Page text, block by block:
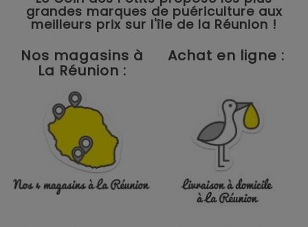
grandes marques de puériculture aux
meilleurs prix sur l'île de la Réunion !
Nos magasins à
La Réunion :
Achat en ligne :